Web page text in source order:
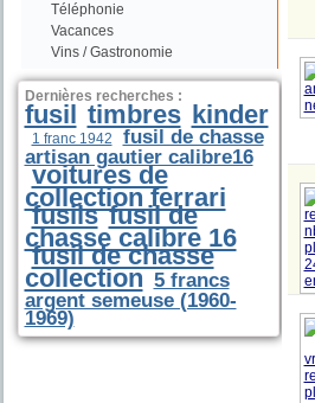
Téléphonie
Vacances
Vins / Gastronomie
Dernières recherches :
fusil timbres kinder
1 franc 1942
fusil de chasse
artisan gautier calibre16
voitures de
collection ferrari
fusils fusil de
chasse calibre 16
fusil de chasse
collection 5 francs
argent semeuse (1960-
1969)